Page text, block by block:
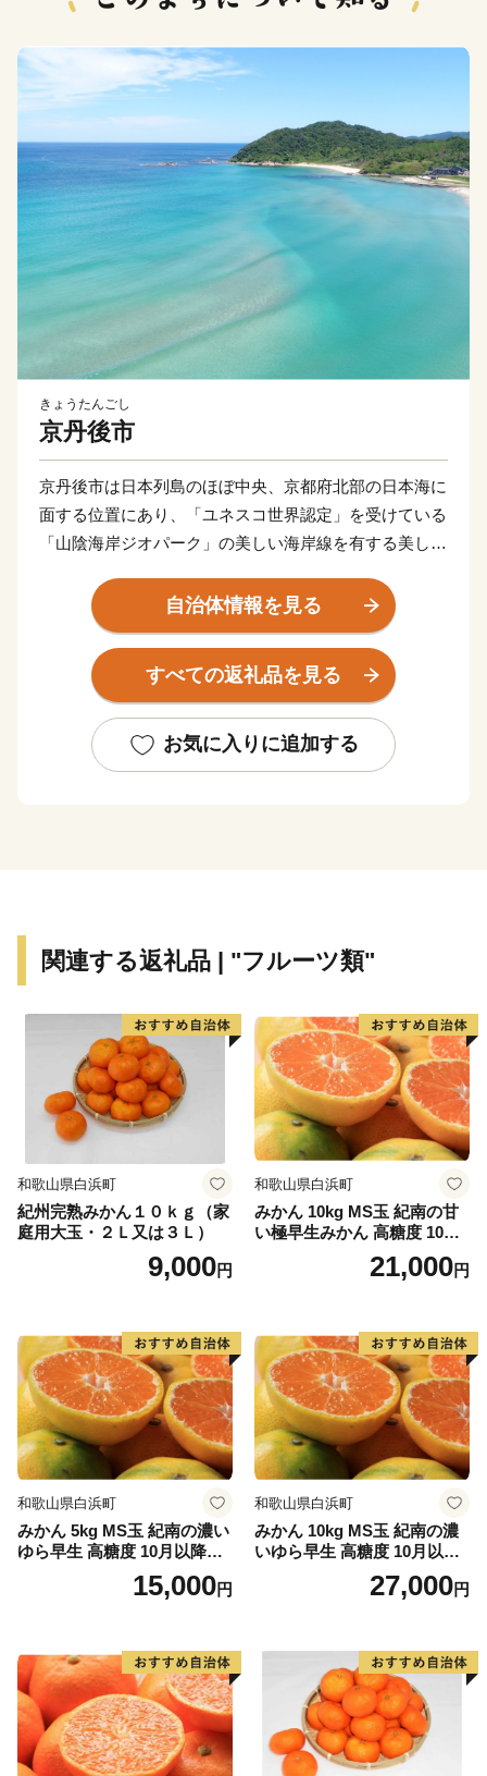
きょうたんごし
京丹後市
京丹後市は日本列島のほぼ中央、京都府北部の日本海に
面する位置にあり、「ユネスコ世界認定」を受けている
「山陰海岸ジオパーク」の美しい海岸線を有する美しい
ん」発祥の地でもあり、絹織物の生産量は日本一を誇り
★ABCテレビのニュース情報番組「news おかえり」
任せ干物セット が紹介されました！
👉お任せ干物セット
自治体情報を見る
すべての返礼品を見る
お気に入りに追加する
関連する返礼品 | "フルーツ類"
和歌山県白浜町
紀州完熟みかん１０ｋｇ（家
庭用大玉・２Ｌ又は３Ｌ）
9,000円
和歌山県白浜町
みかん 10kg MS玉 紀南の甘
い極早生みかん 高糖度 10月
以降発送 マルチ被覆栽培
21,000円
和歌山県白浜町
みかん 5kg MS玉 紀南の濃い
ゆら早生 高糖度 10月以降発
送 マルチ被覆栽培15,000円
和歌山県白浜町
みかん 10kg MS玉 紀南の濃
いゆら早生 高糖度 10月以降
発送 マルチ被覆栽培27,000円